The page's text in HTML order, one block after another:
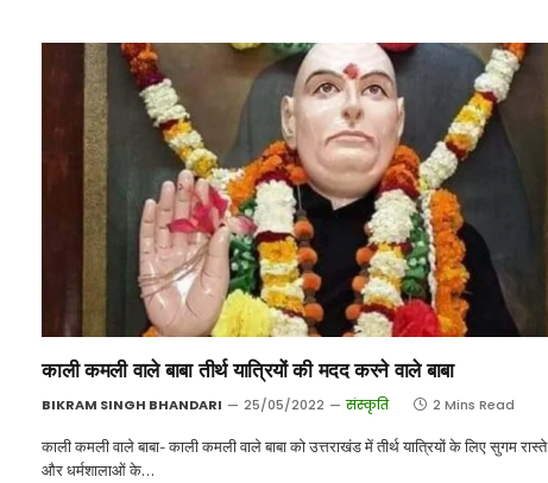
काली कमली वाले बाबा तीर्थ यात्रियों की मदद करने वाले बाबा
BIKRAM SINGH BHANDARI 25/05/2022 संस्कृति 2 Mins Read
काली कमली वाले बाबा- काली कमली वाले बाबा को उत्तराखंड में तीर्थ यात्रियों के लिए सुगम रास्ते
और धर्मशालाओं के…